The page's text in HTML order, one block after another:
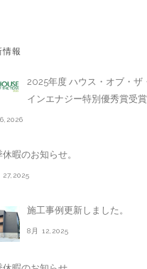
情報
2025年度 ハウス・オブ・ザ
インエナジー特別優秀賞受
暇のお知らせ。
27,2025
施工事例更新しました。
8月 12,2025